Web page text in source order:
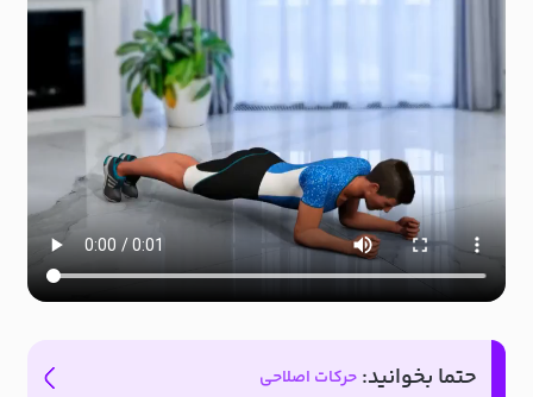
حتما بخوانید: حرکات اصلاحی